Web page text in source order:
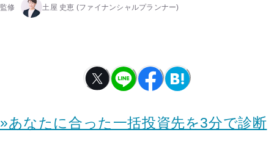
監修 土屋 史恵 (ファイナンシャルプランナー)
»あなたに合った一括投資先を3分で診断